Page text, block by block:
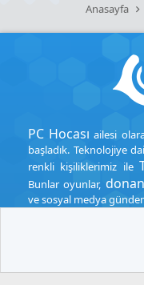
Anasayfa
PC Hocası ailesi
başladık. Teknolojiye
renkli kişiliklerimiz ile
Bunlar oyunlar,
ve sosyal medya